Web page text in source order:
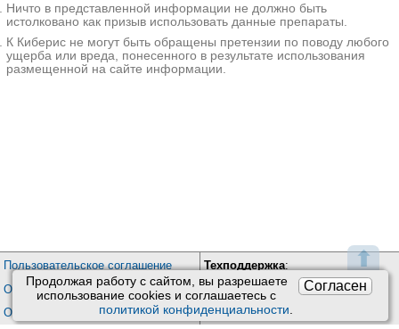
⬆
Согласен
Продолжая работу с сайтом, вы разрешаете
использование сookies и соглашаетесь с
политикой конфиденциальности.
Ничто в представленной информации не должно быть
истолковано как призыв использовать данные препараты.
К Киберис не могут быть обращены претензии по поводу любого
ущерба или вреда, понесенного в результате использования
размещенной на сайте информации.
Пользовательское соглашение
Обработка персональных данных
О проекте Киберис
Техподдержка:
Обратная связь
Почта: kiberis@mail.ru